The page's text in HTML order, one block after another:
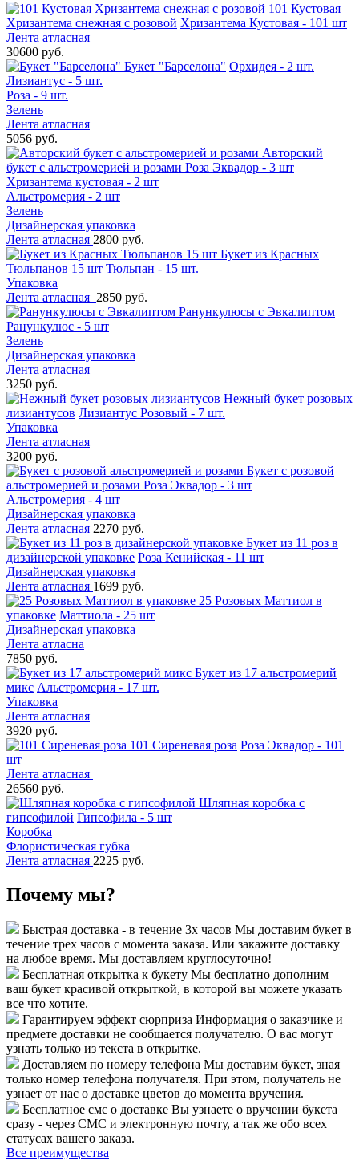
101 Кустовая
Хризантема снежная с розовой Хризантема Кустовая - 101 шт
Лента атласная
30600 руб.
Букет "Барселона" Орхидея - 2 шт.
Лизиантус - 5 шт.
Роза - 9 шт.
Зелень
Лента атласная
5056 руб.
Авторский
букет с альстромерией и розами Роза Эквадор - 3 шт
Хризантема кустовая - 2 шт
Альстромерия - 2 шт
Зелень
Дизайнерская упаковка
Лента атласная 2800 руб.
Букет из Красных
Тюльпанов 15 шт Тюльпан - 15 шт.
Упаковка
Лента атласная 2850 руб.
Ранункулюсы с Эвкалиптом
Ранункулюс - 5 шт
Зелень
Дизайнерская упаковка
Лента атласная
3250 руб.
Нежный букет розовых
лизиантусов Лизиантус Розовый - 7 шт.
Упаковка
Лента атласная
3200 руб.
Букет с розовой
альстромерией и розами Роза Эквадор - 3 шт
Альстромерия - 4 шт
Дизайнерская упаковка
Лента атласная 2270 руб.
Букет из 11 роз в
дизайнерской упаковке Роза Кенийская - 11 шт
Дизайнерская упаковка
Лента атласная 1699 руб.
25 Розовых Маттиол в
упаковке Маттиола - 25 шт
Дизайнерская упаковка
Лента атласна
7850 руб.
Букет из 17 альстромерий
микс Альстромерия - 17 шт.
Упаковка
Лента атласная
3920 руб.
101 Сиреневая роза Роза Эквадор - 101
шт
Лента атласная
26560 руб.
Шляпная коробка с
гипсофилой Гипсофила - 5 шт
Коробка
Флористическая губка
Лента атласная 2225 руб.
Почему мы?
Быстрая доставка - в течение 3х часов Мы доставим букет в
течение трех часов с момента заказа. Или закажите доставку
на любое время. Мы доставляем круглосуточно!
Бесплатная открытка к букету Мы бесплатно дополним
ваш букет красивой открыткой, в которой вы можете указать
все что хотите.
Гарантируем эффект сюрприза Информация о заказчике и
предмете доставки не сообщается получателю. О вас могут
узнать только из текста в открытке.
Доставляем по номеру телефона Мы доставим букет, зная
только номер телефона получателя. При этом, получатель не
узнает от нас о доставке цветов до момента вручения.
Бесплатное смс о доставке Вы узнаете о вручении букета
сразу - через СМС и электронную почту, а так же обо всех
статусах вашего заказа.
Все преимущества